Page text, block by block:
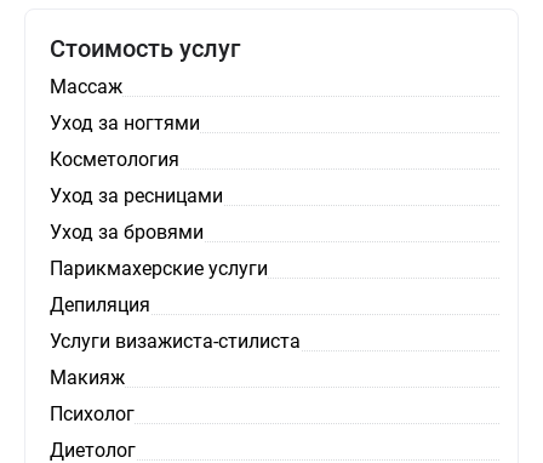
Стоимость услуг
Массаж
Уход за ногтями
Косметология
Уход за ресницами
Уход за бровями
Парикмахерские услуги
Депиляция
Услуги визажиста-стилиста
Макияж
Психолог
Диетолог